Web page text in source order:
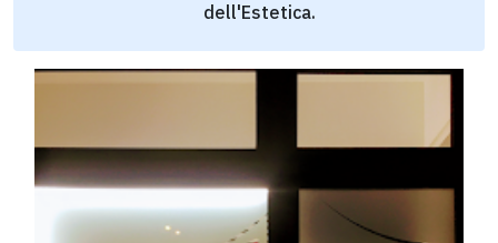
dell'Estetica.